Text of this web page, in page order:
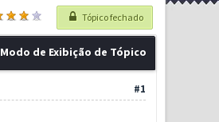
Tópico fechado
Modo de Exibição de Tópico
#1